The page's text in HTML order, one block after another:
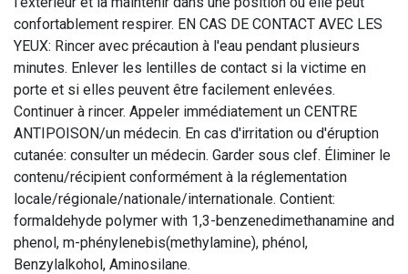
confortablement respirer. EN CAS DE CONTACT AVEC LES
YEUX: Rincer avec précaution à l'eau pendant plusieurs
minutes. Enlever les lentilles de contact si la victime en
porte et si elles peuvent être facilement enlevées.
Continuer à rincer. Appeler immédiatement un CENTRE
ANTIPOISON/un médecin. En cas d'irritation ou d'éruption
cutanée: consulter un médecin. Garder sous clef. Éliminer le
contenu/récipient conformément à la réglementation
locale/régionale/nationale/internationale. Contient:
formaldehyde polymer with 1,3-benzenedimethanamine and
phenol, m-phénylenebis(methylamine), phénol,
Benzylalkohol, Aminosilane.